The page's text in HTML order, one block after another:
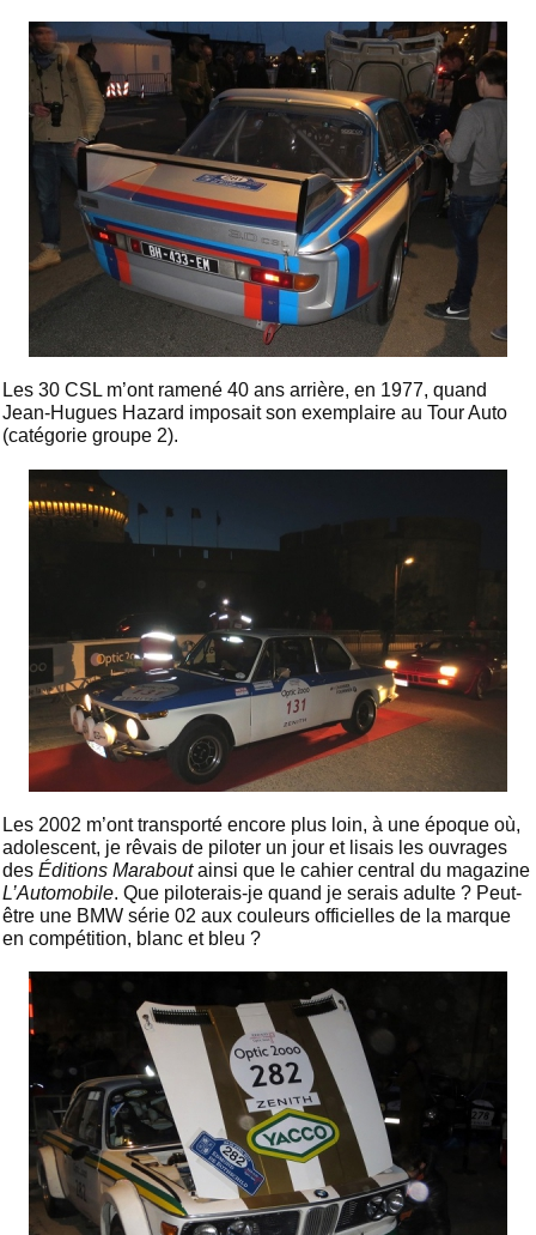
Les 30 CSL m’ont ramené 40 ans arrière, en 1977, quand
Jean-Hugues Hazard imposait son exemplaire au Tour Auto
(catégorie groupe 2).
Les 2002 m’ont transporté encore plus loin, à une époque où,
adolescent, je rêvais de piloter un jour et lisais les ouvrages
des Éditions Maraboutainsi que le cahier central du magazine
L’Automobile. Que piloterais-je quand je serais adulte ? Peut-
être une BMW série 02 aux couleurs officielles de la marque
en compétition, blanc et bleu ?